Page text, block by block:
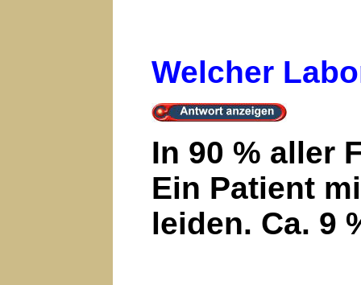
Welcher
In 90 % aller
Ein Patient
leiden. Ca. 9